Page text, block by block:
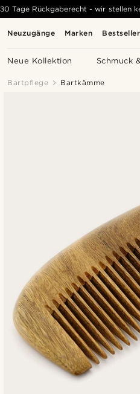
Neuzugänge Marken Bestseller
Neue Kollektion Schmuck
30 Tage Rückgaberecht - wir stellen
Bartpflege Bartkämme